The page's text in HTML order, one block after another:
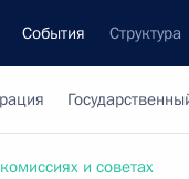
События Структура
и советах